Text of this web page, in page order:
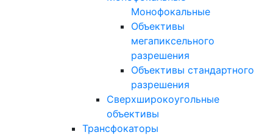
Монофокальные
Объективы
мегапиксельного
разрешения
Объективы стандартного
разрешения
Сверхширокоугольные
объективы
Трансфокаторы